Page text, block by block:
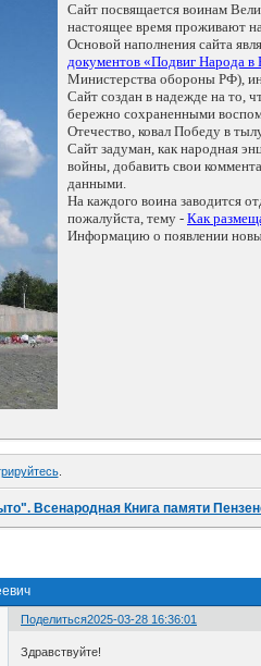
Сайт посвящается воинам
настоящее время проживают
Основой наполнения сайта
документов «Подвиг Народа в
Министерства обороны РФ),
Сайт создан в надежде на то,
бережно сохраненными
Отечество, ковал Победу в
Сайт задуман, как народная
войны, добавить свои
данными.
На каждого воина заводится
пожалуйста, тему - Как
Информацию о появлении
.
Всенародная Книга памяти
Поделиться2025-03-28 16:36:01
Здравствуйте!